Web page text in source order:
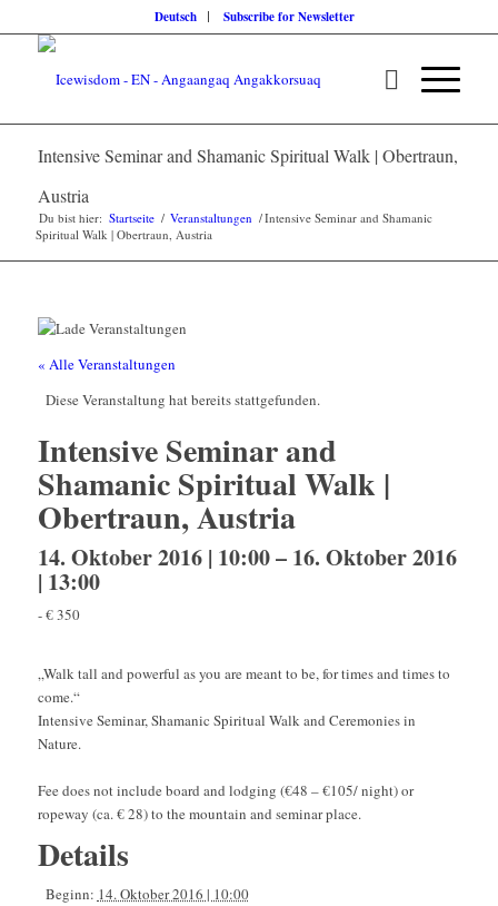
Deutsch Subscribe for Newsletter
Intensive Seminar and Shamanic Spiritual Walk | Obertraun,
Austria
Du bist hier: Startseite / Veranstaltungen /Intensive Seminar and Shamanic
Spiritual Walk | Obertraun, Austria
« Alle Veranstaltungen
Diese Veranstaltung hat bereits stattgefunden.
Intensive Seminar and
Shamanic Spiritual Walk |
Obertraun, Austria
14. Oktober 2016 | 10:00– 16. Oktober 2016
| 13:00
-€ 350
„Walk tall and powerful as you are meant to be, for times and times to
come.“
Intensive Seminar, Shamanic Spiritual Walk and Ceremonies in
Nature.
Fee does not include board and lodging (€48 – €105/ night) or
ropeway (ca. € 28) to the mountain and seminar place.
Details
Beginn: 14. Oktober 2016 | 10:00